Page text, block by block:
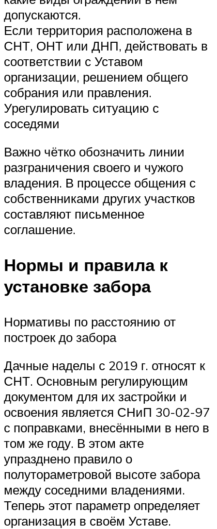
допускаются.
Если территория расположена в
СНТ, ОНТ или ДНП, действовать в
соответствии с Уставом
организации, решением общего
собрания или правления.
Урегулировать ситуацию с
соседями
Важно чётко обозначить линии
разграничения своего и чужого
владения. В процессе общения с
собственниками других участков
составляют письменное
соглашение.
Нормы и правила к
установке забора
Нормативы по расстоянию от
построек до забора
Дачные наделы с 2019 г. относят к
СНТ. Основным регулирующим
документом для их застройки и
освоения является СНиП 30-02-97
с поправками, внесёнными в него в
том же году. В этом акте
упразднено правило о
полутораметровой высоте забора
между соседними владениями.
Теперь этот параметр определяет
организация в своём Уставе.